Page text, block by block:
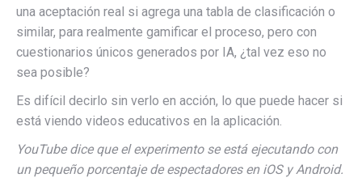
una aceptación real si agrega una tabla de clasificación o
similar, para realmente gamificar el proceso, pero con
cuestionarios únicos generados por IA, ¿tal vez eso no
sea posible?
Es difícil decirlo sin verlo en acción, lo que puede hacer si
está viendo videos educativos en la aplicación.
YouTube dice que el experimento se está ejecutando con
un pequeño porcentaje de espectadores en iOS y Android.